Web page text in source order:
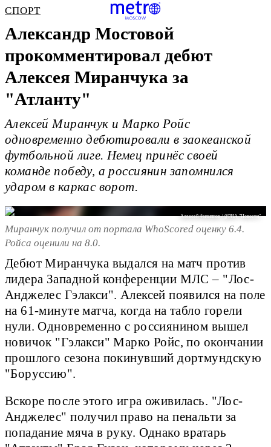
СПОРТ
Александр Мостовой
прокомментировал дебют
Алексея Миранчука за
"Атланту"
Алексей Миранчук и Марко Ройс
одновременно дебютировали в заокеанской
футбольной лиге. Немец принёс своей
команде победу, а россиянин запомнился
ударом в каркас ворот.
Алексей Филиппов / @РИА "Новости"
Миранчук получил от портала WhoScored оценку 6.4.
Ройса оценили на 8.0.
Дебют Миранчука выдался на матч против
лидера Западной конференции МЛС – "Лос-
Анджелес Гэлакси". Алексей появился на поле
на 61-минуте матча, когда на табло горели
нули. Одновременно с россиянином вышел
новичок "Гэлакси" Марко Ройс, по окончании
прошлого сезона покинувший дортмундскую
"Боруссию".
Вскоре после этого игра оживилась. "Лос-
Анджелес" получил право на пенальти за
попадание мяча в руку. Однако вратарь